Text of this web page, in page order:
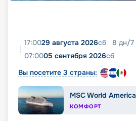
17:0029 августа 2026сб 8 дн/7
07:0005 сентября 2026сб
Вы посетите 3 страны:
MSC World America
КОМФОРТ